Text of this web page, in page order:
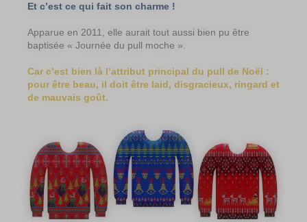
Et c’est ce qui fait son charme !
Apparue en 2011, elle aurait tout aussi bien pu être
baptisée « Journée du pull moche ».
Car c’est bien là l’attribut principal du pull de Noël :
pour être beau, il doit être laid, disgracieux, ringard et
de mauvais goût.